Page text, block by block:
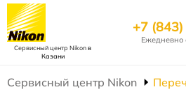
Сервисный центр Nikonв
Казани
+7
Ежедневно
Сервисный центр Nikon